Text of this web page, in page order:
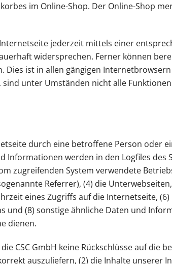
im Online-Shop. Der Online-Shop
jederzeit mittels einer
widersprechen. Ferner können
ist in allen gängigen
unter Umständen nicht alle
durch eine betroffene Person oder
werden in den Logfiles des
zugreifenden System verwendete
Referrer), (4) die
eines Zugriffs auf die Internetseite,
und (8) sonstige ähnliche Daten und
dienen.
CSC GmbH keine Rückschlüsse auf die
auszuliefern, (2) die Inhalte unserer